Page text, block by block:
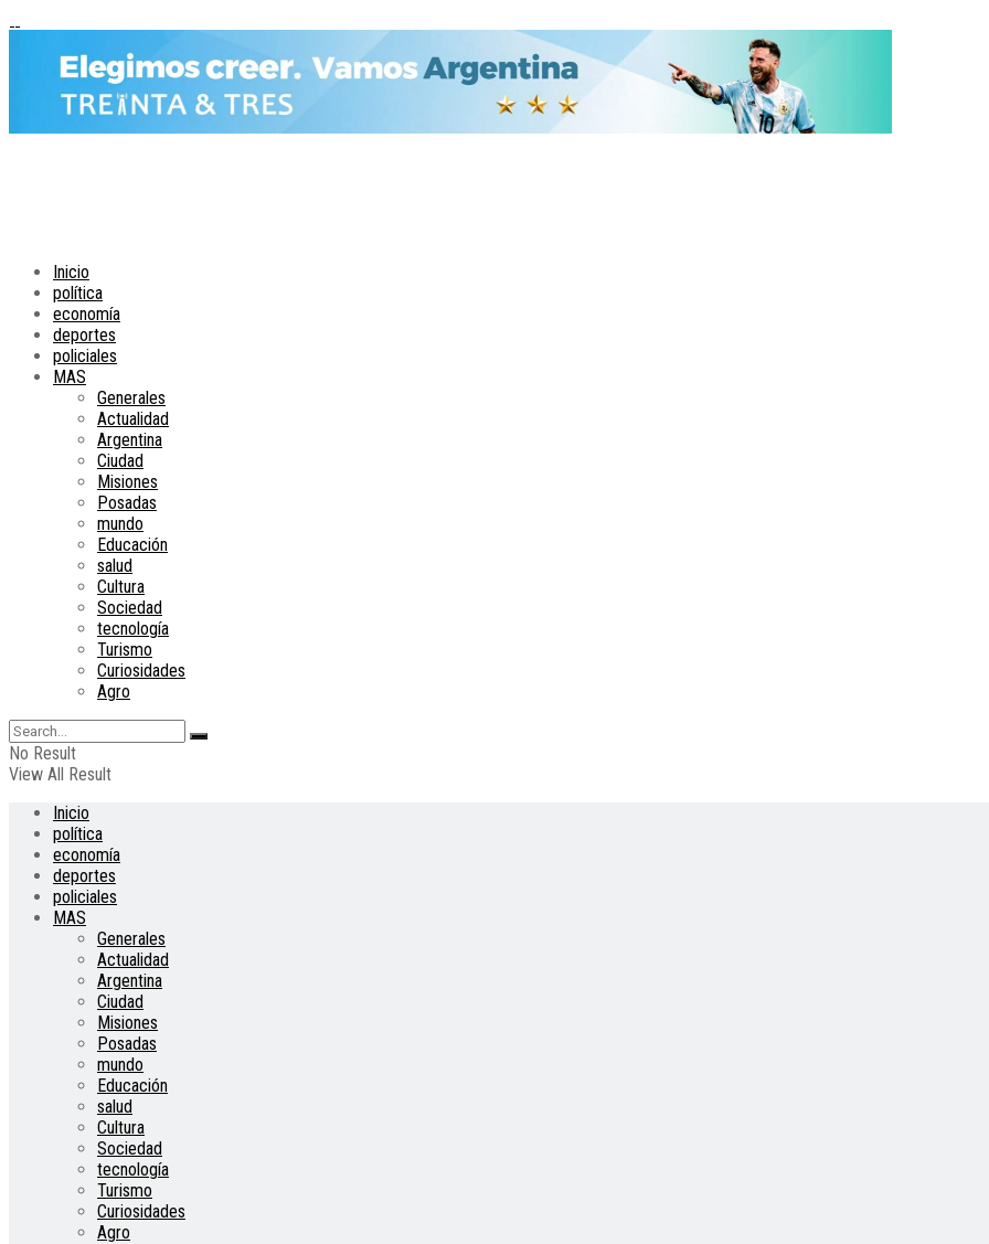
Inicio
política
economía
deportes
policiales
MAS
Generales
Actualidad
Argentina
Ciudad
Misiones
Posadas
mundo
Educación
salud
Cultura
Sociedad
tecnología
Turismo
Curiosidades
Agro
No Result
View All Result
Inicio
política
economía
deportes
policiales
MAS
Generales
Actualidad
Argentina
Ciudad
Misiones
Posadas
mundo
Educación
salud
Cultura
Sociedad
tecnología
Turismo
Curiosidades
Agro